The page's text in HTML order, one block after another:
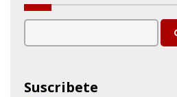
Suscribete